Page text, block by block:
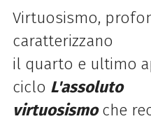
Virtuosismo,
caratterizzano
il quarto e ultimo
ciclo L'assoluto
virtuosismoche